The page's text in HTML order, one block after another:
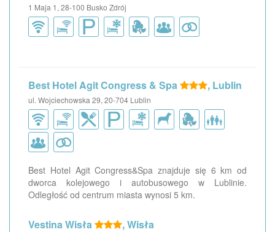
1 Maja 1, 28-100 Busko Zdrój
Best Hotel Agit Congress & Spa , Lublin
ul. Wojciechowska 29, 20-704 Lublin
Best Hotel Agit Congress&Spa znajduje się 6 km od
dworca kolejowego i autobusowego w Lublinie.
Odległość od centrum miasta wynosi 5 km.
Vestina Wisła , Wisła